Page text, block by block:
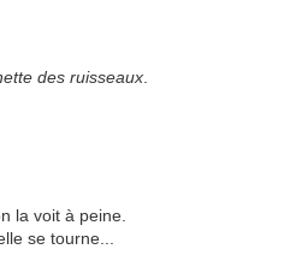
des ruisseaux
la voit à peine.
se tourne...